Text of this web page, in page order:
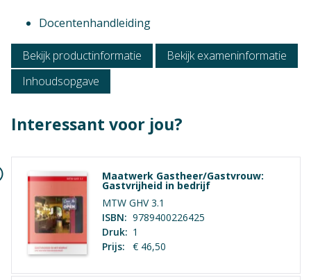
Niveau
Docentenhandleiding
Bekijk productinformatie
Bekijk exameninformatie
Inhoudsopgave
Interessant voor jou?
Maatwerk Gastheer/Gastvrouw:
Gastvrijheid in bedrijf
MTW GHV 3.1
ISBN: 9789400226425
Druk: 1
Prijs:
€ 46,50